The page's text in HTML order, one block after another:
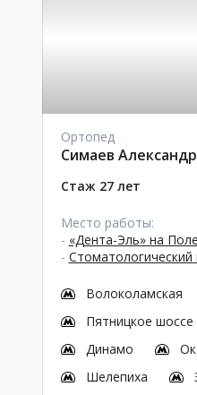
Ортопед
Симаев
Стаж 27 лет
Место работы:
- «Дента-Эль» на
-
Волоколамская
Пятницкое шоссе
Динамо
Шелепиха